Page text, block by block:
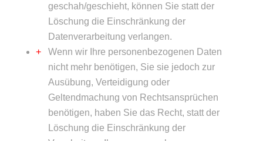
geschah/geschieht, können Sie statt der
Löschung die Einschränkung der
Datenverarbeitung verlangen.
Wenn wir Ihre personenbezogenen Daten
nicht mehr benötigen, Sie sie jedoch zur
Ausübung, Verteidigung oder
Geltendmachung von Rechtsansprüchen
benötigen, haben Sie das Recht, statt der
Löschung die Einschränkung der